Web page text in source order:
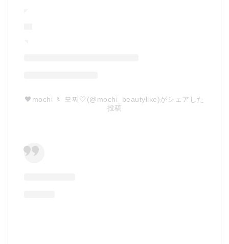
🖤mochi 〻 모찌🤍(@mochi_beautylike)がシェアした
投稿